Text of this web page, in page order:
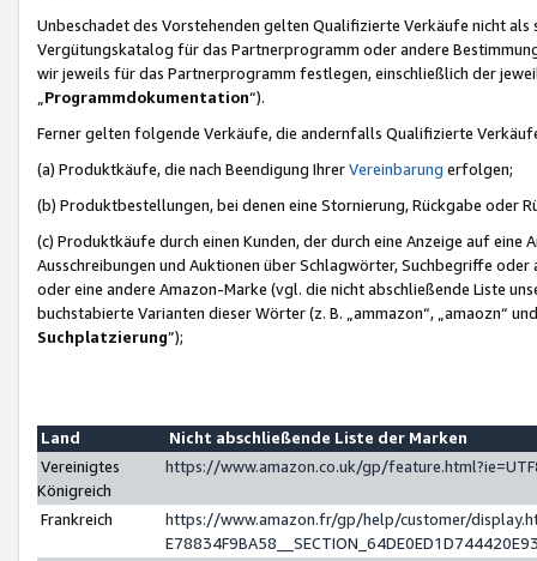
Unbeschadet des Vorstehenden gelten Qualifizierte Verkäufe nicht
Vergütungskatalog für das Partnerprogramm oder andere
wir jeweils für das Partnerprogramm festlegen, einschließlich der
Programmdokumentation“).
Ferner gelten folgende Verkäufe, die andernfalls Qualifizierte
(a) Produktkäufe, die nach Beendigung IhrerVereinbarung erfolgen;
(b) Produktbestellungen, bei denen eine Stornierung, Rückgabe oder
(c) Produktkäufe durch einen Kunden, der durch eine Anzeige auf
Ausschreibungen und Auktionen über Schlagwörter, Suchbegriffe
oder eine andere Amazon-Marke (vgl. die nicht abschließende Liste
buchstabierte Varianten dieser Wörter (z. B. „ammazon“, „amaozn“
Suchplatzierung”);
Land
Nicht abschließende Liste der Marken
Vereinigtes
Königreich
https://www.amazon.co.uk/gp/
Frankreich
https://www.amazon.fr/gp/help/customer/